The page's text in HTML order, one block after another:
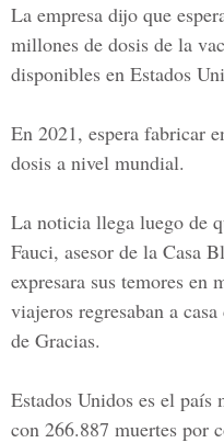
La empresa dijo que
millones de dosis de la
disponibles en Estados
En 2021, espera fabricar
dosis a nivel mundial.
La noticia llega luego de
Fauci, asesor de la Casa
expresara sus temores en
viajeros regresaban a
de Gracias.
Estados Unidos es el país
con 266.887 muertes por